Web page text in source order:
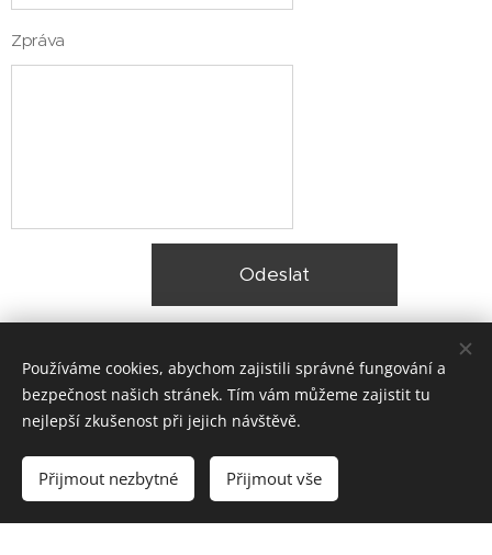
Zpráva
Odeslat
© 2025 Zateplení fasády Praha |Lokality
Vytvořeno službou Webnode
Používáme cookies, abychom zajistili správné fungování a
bezpečnost našich stránek. Tím vám můžeme zajistit tu
nejlepší zkušenost při jejich návštěvě.
Přijmout nezbytné Přijmout vše